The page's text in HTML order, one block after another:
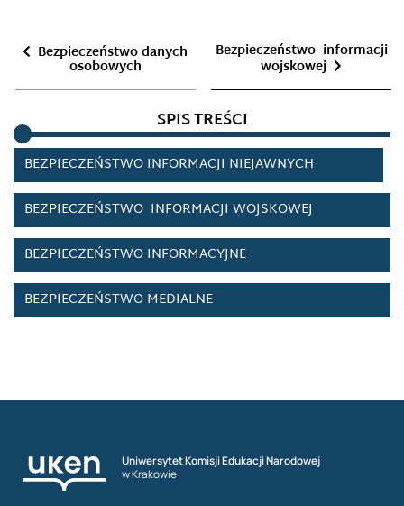
Bezpieczeństwo danych
osobowych
Bezpieczeństwo informacji
wojskowej
SPIS TREŚCI
BARIERY INFORMACYJNE
BEZPIECZEŃSTWO DANYCH OSOBOWYCH
BEZPIECZEŃSTWO INFORMACJI NIEJAWNYCH
BEZPIECZEŃSTWO INFORMACJI WOJSKOWEJ
BEZPIECZEŃSTWO INFORMACYJNE
BEZPIECZEŃSTWO MEDIALNE
BEZPIECZEŃSTWO W KAMPANIACH WYBORCZYCH
BEZPIECZEŃSTWO W MEDIACH
SPOŁECZNOŚCIOWYCH
Uniwersytet Komisji Edukacji Narodowej
w Krakowie